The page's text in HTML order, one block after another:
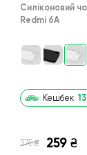
Силіконовий
Redmi 6A
Кешбек 13
375 ₴ 259 ₴